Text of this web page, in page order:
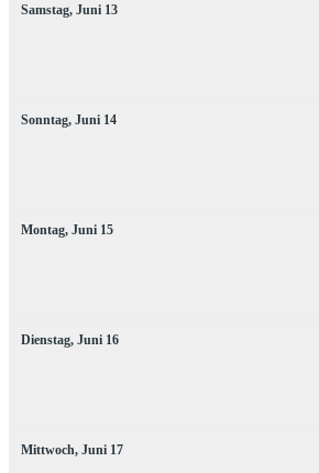
Samstag, Juni 13
Sonntag, Juni 14
Montag, Juni 15
Dienstag, Juni 16
Mittwoch, Juni 17